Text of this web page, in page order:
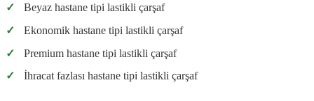
✓
Beyaz hastane tipi lastikli çarşaf
✓
Ekonomik hastane tipi lastikli çarşaf
✓
Premium hastane tipi lastikli çarşaf
✓
İhracat fazlası hastane tipi lastikli çarşaf